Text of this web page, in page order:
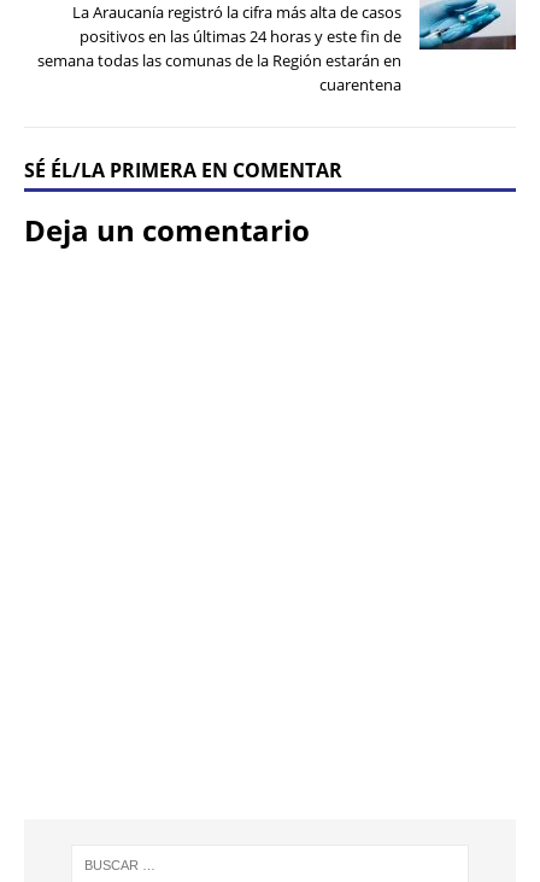
La Araucanía registró la cifra más alta de casos
positivos en las últimas 24 horas y este fin de
semana todas las comunas de la Región estarán en
cuarentena
SÉ ÉL/LA PRIMERA EN COMENTAR
Deja un comentario